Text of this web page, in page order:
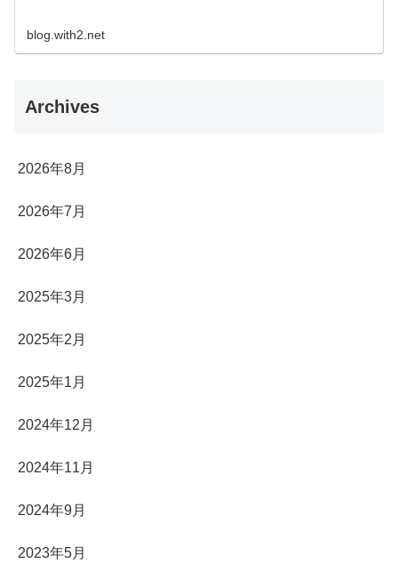
blog.with2.net
Archives
2026年8月
2026年7月
2026年6月
2025年3月
2025年2月
2025年1月
2024年12月
2024年11月
2024年9月
2023年5月